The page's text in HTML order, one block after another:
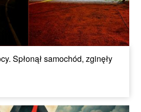
Spłonął samochód, zginęły